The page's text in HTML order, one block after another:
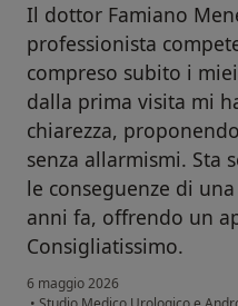
Il dottor Famiano
professionista
compreso subito i
dalla prima visita mi
chiarezza,
senza allarmismi. Sta
le conseguenze di
anni fa, offrendo un
Consigliatissimo.
6 maggio 2026